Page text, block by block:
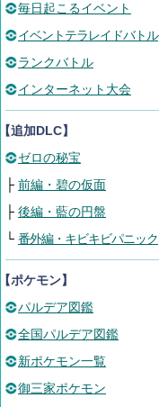
毎日起こるイベント
イベントテラレイドバトル
ランクバトル
インターネット大会
追加DLC】
ゼロの秘宝
├ 前編・碧の仮面
├ 後編・藍の円盤
└ 番外編・キビキビパニック
ポケモン】
パルデア図鑑
全国パルデア図鑑
新ポケモン一覧
御三家ポケモン